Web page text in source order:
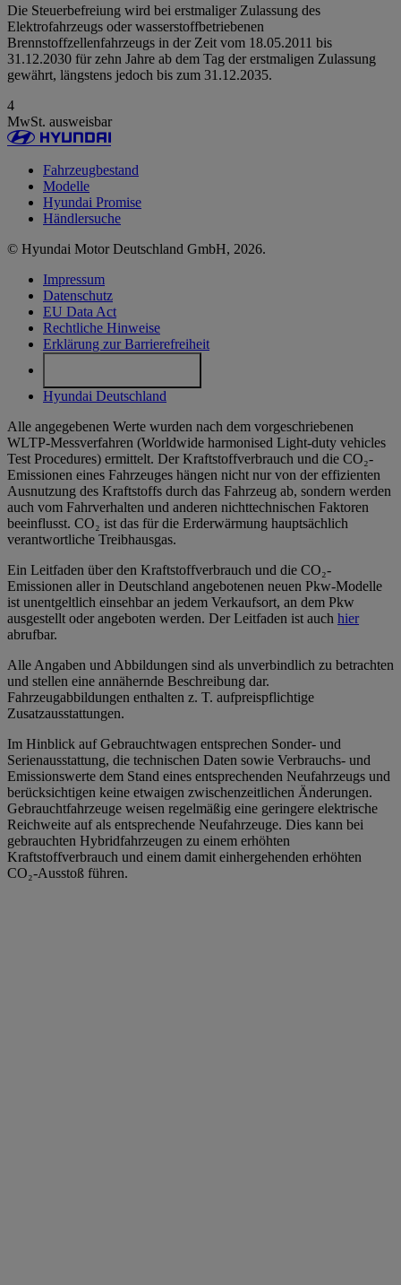
Die Steuerbefreiung wird bei erstmaliger Zulassung des
Elektrofahrzeugs oder wasserstoffbetriebenen
Brennstoffzellenfahrzeugs in der Zeit vom 18.05.2011 bis
31.12.2030 für zehn Jahre ab dem Tag der erstmaligen Zulassung
gewährt, längstens jedoch bis zum 31.12.2035.
4
MwSt. ausweisbar
Fahrzeugbestand
Modelle
Hyundai Promise
Händlersuche
© Hyundai Motor Deutschland GmbH, 2026.
Impressum
Datenschutz
EU Data Act
Rechtliche Hinweise
Erklärung zur Barrierefreiheit
Hyundai Deutschland
Alle angegebenen Werte wurden nach dem vorgeschriebenen
WLTP-Messverfahren (Worldwide harmonised Light-duty vehicles
Test Procedures) ermittelt. Der Kraftstoffverbrauch und die CO₂-
Emissionen eines Fahrzeuges hängen nicht nur von der effizienten
Ausnutzung des Kraftstoffs durch das Fahrzeug ab, sondern werden
auch vom Fahrverhalten und anderen nichttechnischen Faktoren
beeinflusst. CO₂ ist das für die Erderwärmung hauptsächlich
verantwortliche Treibhausgas.
Ein Leitfaden über den Kraftstoffverbrauch und die CO₂-
Emissionen aller in Deutschland angebotenen neuen Pkw-Modelle
ist unentgeltlich einsehbar an jedem Verkaufsort, an dem Pkw
ausgestellt oder angeboten werden. Der Leitfaden ist auch hier
abrufbar.
Alle Angaben und Abbildungen sind als unverbindlich zu betrachten
und stellen eine annähernde Beschreibung dar.
Fahrzeugabbildungen enthalten z. T. aufpreispflichtige
Zusatzausstattungen.
Im Hinblick auf Gebrauchtwagen entsprechen Sonder- und
Serienausstattung, die technischen Daten sowie Verbrauchs- und
Emissionswerte dem Stand eines entsprechenden Neufahrzeugs und
berücksichtigen keine etwaigen zwischenzeitlichen Änderungen.
Gebrauchtfahrzeuge weisen regelmäßig eine geringere elektrische
Reichweite auf als entsprechende Neufahrzeuge. Dies kann bei
gebrauchten Hybridfahrzeugen zu einem erhöhten
Kraftstoffverbrauch und einem damit einhergehenden erhöhten
CO₂-Ausstoß führen.